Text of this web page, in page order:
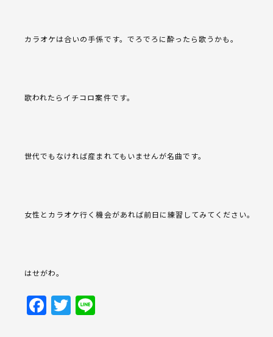
カラオケは合いの手係です。でろでろに酔ったら歌うかも。
歌われたらイチコロ案件です。
世代でもなければ産まれてもいませんが名曲です。
女性とカラオケ行く機会があれば前日に練習してみてください。
はせがわ。
Facebook
Twitter